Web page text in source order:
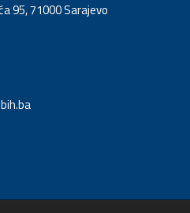
95, 71000 Sarajevo